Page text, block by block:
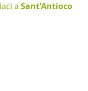
a Sant'Antioco